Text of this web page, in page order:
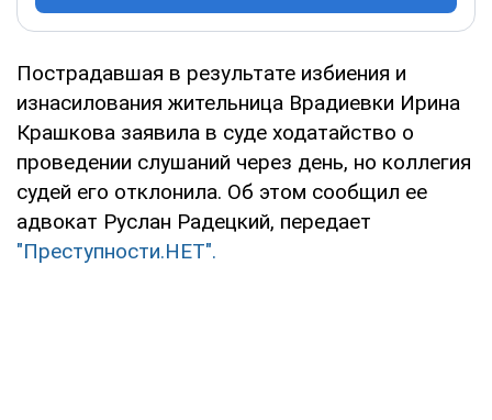
Пострадавшая в результате избиения и
изнасилования жительница Врадиевки Ирина
Крашкова заявила в суде ходатайство о
проведении слушаний через день, но коллегия
судей его отклонила. Об этом сообщил ее
адвокат Руслан Радецкий, передает
"Преступности.НЕТ".